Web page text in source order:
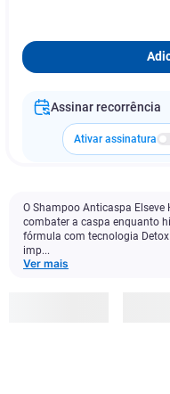
Assinar recorrência
Ativar assinatura
O Shampoo Anticaspa
combater a caspa enquanto
fórmula com tecnologia
imp...
Ver mais